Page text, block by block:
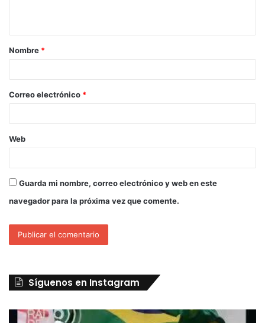
Nombre *
Correo electrónico *
Web
Guarda mi nombre, correo electrónico y web en este
navegador para la próxima vez que comente.
Síguenos en Instagram